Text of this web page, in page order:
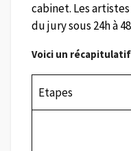
cabinet. Les
du jury sous 24h à
Voici un
Etapes